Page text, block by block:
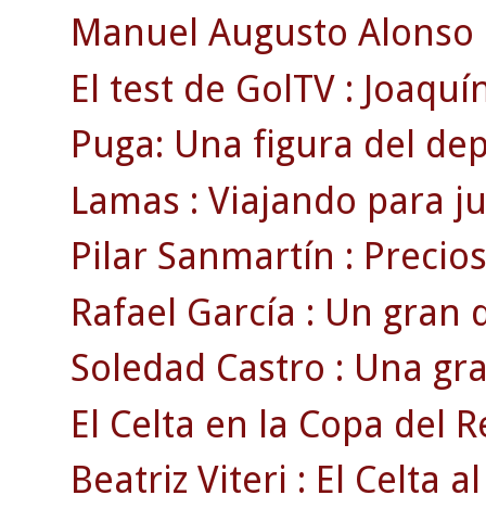
Manuel Augusto Alonso
El test de GolTV :
Puga: Una figura del
Lamas : Viajando para
Pilar Sanmartín :
Rafael García : Un gran
Soledad Castro : Una
El Celta en la Copa del
Beatriz Viteri : El Celta